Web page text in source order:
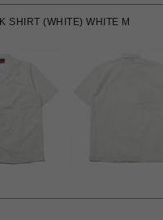
SHIRT (WHITE) WHITE M